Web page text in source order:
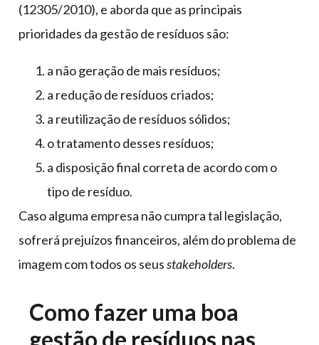
(12305/2010), e aborda que as principais
prioridades da gestão de resíduos são:
a não geração de mais resíduos;
a redução de resíduos criados;
a reutilização de resíduos sólidos;
o tratamento desses resíduos;
a disposição final correta de acordo com o
tipo de resíduo.
Caso alguma empresa não cumpra tal legislação,
sofrerá prejuízos financeiros, além do problema de
imagem com todos os seusstakeholders.
Como fazer uma boa
gestão de resíduos nas